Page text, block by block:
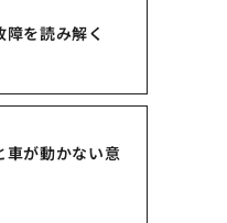
を読み解く
車が動かない意